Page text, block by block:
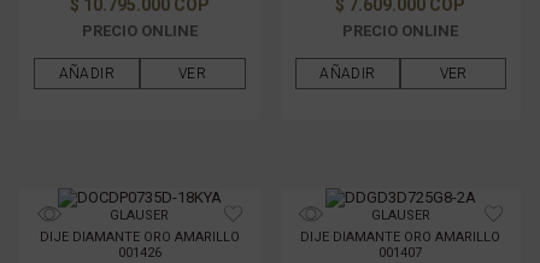
$ 10.795.000 COP
PRECIO ONLINE
AÑADIR VER
$ 7.609.000 COP
PRECIO ONLINE
AÑADIR VER
GLAUSER
DIJE DIAMANTE ORO AMARILLO
001426
GLAUSER
DIJE DIAMANTE ORO AMARILLO
001407